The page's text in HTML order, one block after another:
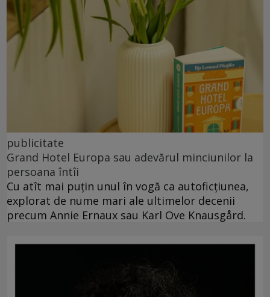
publicitate
Grand Hotel Europa sau adevărul minciunilor la
persoana întîi
Cu atît mai puțin unul în vogă ca autoficțiunea,
explorat de nume mari ale ultimelor decenii
precum Annie Ernaux sau Karl Ove Knausgård.